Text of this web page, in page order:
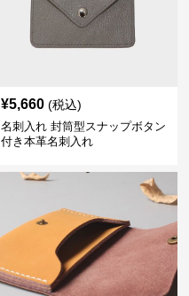
¥5,660 (税込)
名刺入れ 封筒型スナップボタン
付き本革名刺入れ